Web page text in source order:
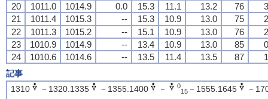
20
1011.0 1014.9 0.0 15.3 11.1 13.2 76
21
1011.4 1015.3 -- 15.3 10.9 13.0 75
22
1011.3 1015.2 -- 15.1 10.9 13.0 76
23
1010.9 1014.9 -- 13.4 10.9 13.0 85
24
1010.6 1014.6 -- 13.5 11.4 13.5 87
記事
1310
－1320.1335 －1355.1400 － 0
15－1555.1645 －